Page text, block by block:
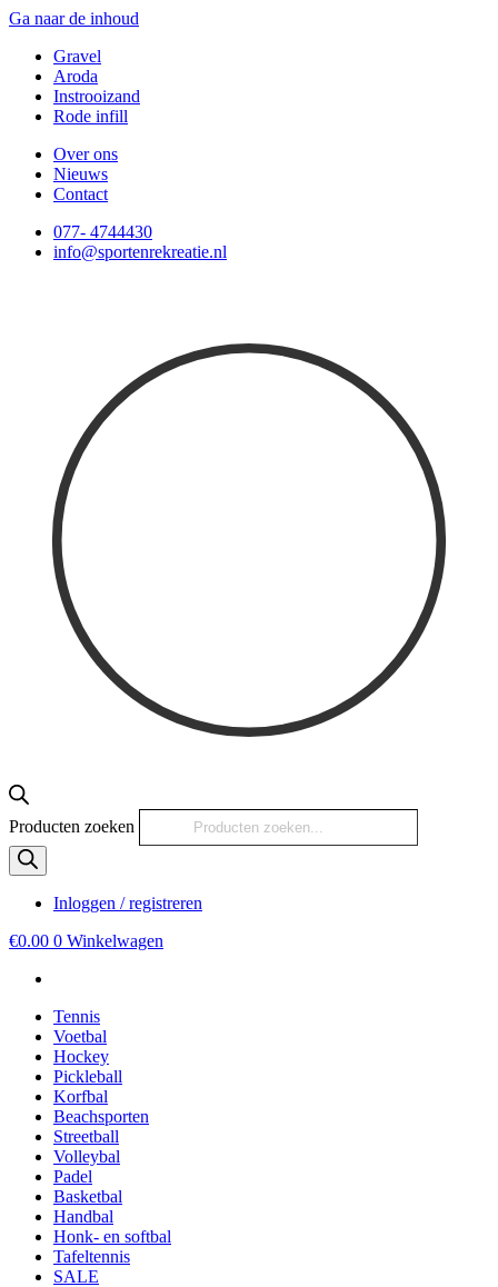
Ga naar de inhoud
Gravel
Aroda
Instrooizand
Rode infill
Over ons
Nieuws
Contact
077- 4744430
info@sportenrekreatie.nl
Producten zoeken
Inloggen / registreren
€0.00 0 Winkelwagen
Tennis
Voetbal
Hockey
Pickleball
Korfbal
Beachsporten
Streetball
Volleybal
Padel
Basketbal
Handbal
Honk- en softbal
Tafeltennis
SALE